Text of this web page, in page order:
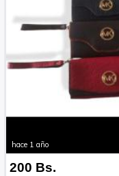
hace 1 año
200 Bs.